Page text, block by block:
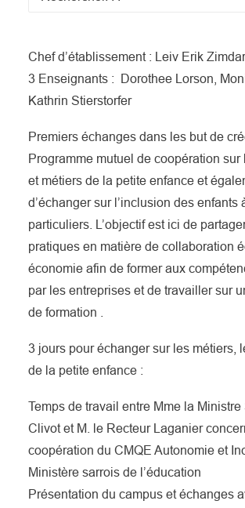
Chef d’établissement : Leiv Erik
3 Enseignants : Dorothee Lorson,
Kathrin Stierstorfer
Premiers échanges dans les but de
Programme mutuel de coopération sur
et métiers de la petite enfance et
d’échanger sur l’inclusion des enfants
particuliers. L’objectif est ici de
pratiques en matière de collaboration
économie afin de former aux
par les entreprises et de travailler sur
de formation .
3 jours pour échanger sur les métiers,
de la petite enfance :
Temps de travail entre Mme la Ministre
Clivot et M. le Recteur Laganier
coopération du CMQE Autonomie et
Ministère sarrois de l’éducation
Présentation du campus et échanges